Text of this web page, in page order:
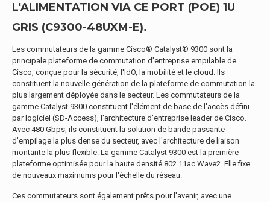
L'ALIMENTATION VIA CE PORT (POE) 1U
GRIS (C9300-48UXM-E).
Les commutateurs de la gamme Cisco® Catalyst® 9300 sont la
principale plateforme de commutation d'entreprise empilable de
Cisco, conçue pour la sécurité, l'IdO, la mobilité et le cloud. Ils
constituent la nouvelle génération de la plateforme de commutation la
plus largement déployée dans le secteur. Les commutateurs de la
gamme Catalyst 9300 constituent l'élément de base de l'accès défini
par logiciel (SD-Access), l'architecture d'entreprise leader de Cisco.
Avec 480 Gbps, ils constituent la solution de bande passante
d'empilage la plus dense du secteur, avec l'architecture de liaison
montante la plus flexible. La gamme Catalyst 9300 est la première
plateforme optimisée pour la haute densité 802.11ac Wave2. Elle fixe
de nouveaux maximums pour l'échelle du réseau.
Ces commutateurs sont également prêts pour l'avenir, avec une